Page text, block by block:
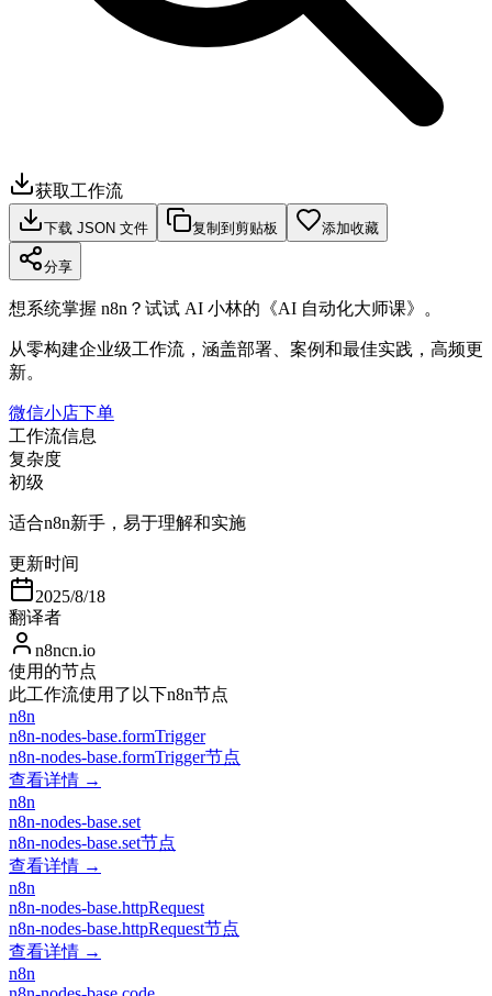
获取工作流
下载 JSON 文件 复制到剪贴板 添加收藏
分享
想系统掌握 n8n？试试 AI 小林的《AI 自动化大师课》。
从零构建企业级工作流，涵盖部署、案例和最佳实践，高频更
新。
微信小店下单
工作流信息
复杂度
初级
适合n8n新手，易于理解和实施
更新时间
2025/8/18
翻译者
n8ncn.io
使用的节点
此工作流使用了以下n8n节点
n8n
n8n-nodes-base.formTrigger
n8n-nodes-base.formTrigger节点
查看详情 →
n8n
n8n-nodes-base.set
n8n-nodes-base.set节点
查看详情 →
n8n
n8n-nodes-base.httpRequest
n8n-nodes-base.httpRequest节点
查看详情 →
n8n